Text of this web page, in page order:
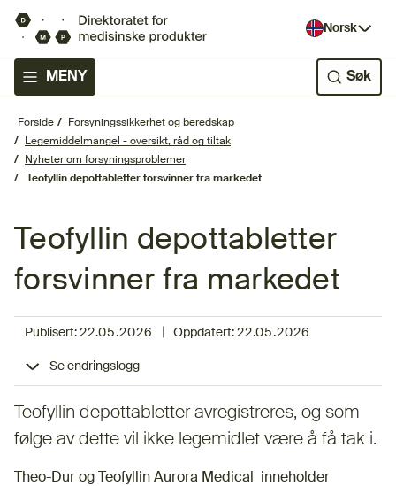
Norsk
MENY Søk
Forside
Forsyningssikkerhet og beredskap
Legemiddelmangel - oversikt, råd og tiltak
Nyheter om forsyningsproblemer
Teofyllin depottabletter forsvinner fra markedet
Teofyllin depottabletter
forsvinner fra markedet
Publisert: 22.05.2026 Oppdatert:22.05.2026
Se endringslogg
Teofyllin depottabletter avregistreres, og som
følge av dette vil ikke legemidlet være å få tak i.
Theo-Dur og Teofyllin Aurora Medical inneholder